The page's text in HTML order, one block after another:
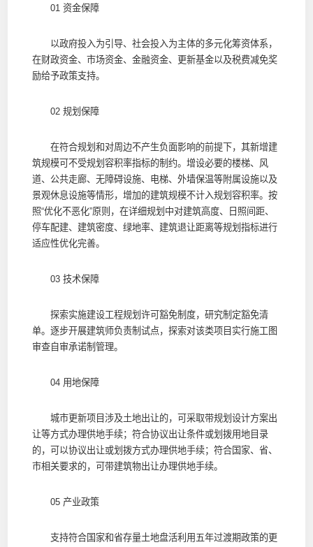
01 资金保障
以政府投入为引导、社会投入为主体的多元化筹资体系，
在财政资金、市场资金、金融资金、更新基金以及税费减免奖
励给予政策支持。
02 规划保障
在符合规划和对周边不产生负面影响的前提下，其新增建
筑规模可不受规划容积率指标的制约。增设必要的楼梯、风
道、公共走廊、无障碍设施、电梯、外墙保温等附属设施以及
景观休息设施等情形，增加的建筑规模不计入规划容积率。按
照“优化不恶化”原则，在详细规划中对建筑高度、日照间距、
停车配建、建筑密度、绿地率、建筑退让距离等规划指标进行
适应性优化完善。
03 技术保障
探索实施建设工程规划许可豁免制度，研究制定豁免清
单。逐步开展建筑师负责制试点，探索对该类项目实行施工图
审查自审承诺制管理。
04 用地保障
城市更新项目涉及土地出让的，可采取带规划设计方案出
让等方式办理供地手续；符合协议出让条件或划拨用地目录
的，可以协议出让或划拨方式办理供地手续；符合国家、省、
市相关要求的，可带建筑物出让办理供地手续。
05 产业政策
支持符合国家和省存量土地盘活利用五年过渡期政策的更